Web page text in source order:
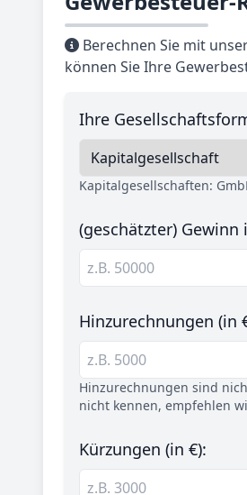
Berechnen Sie mit
können Sie Ihre
Ihre
Kapitalgesellschaften:
(geschätzter) Gewinn
Hinzurechnungen (in
Hinzurechnungen sind
nicht kennen, empfehlen
Kürzungen (in €):